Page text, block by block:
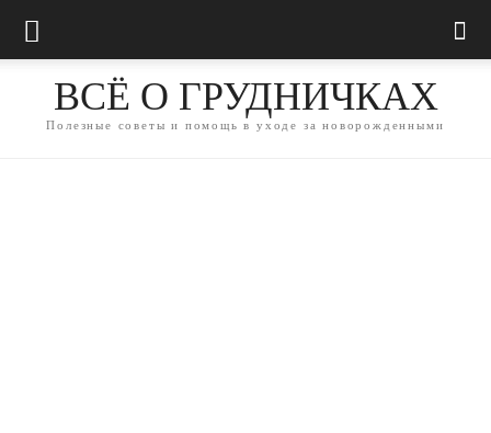
ВСЁ О ГРУДНИЧКАХ
Полезные советы и помощь в уходе за новорожденными